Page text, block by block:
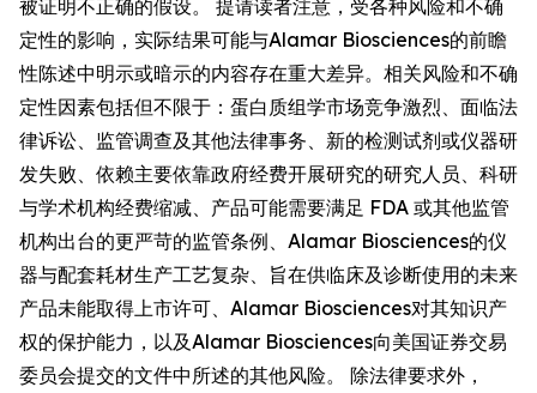
被证明不正确的假设。 提请读者注意，受各种风险和不确
定性的影响，实际结果可能与Alamar Biosciences的前瞻
性陈述中明示或暗示的内容存在重大差异。相关风险和不确
定性因素包括但不限于：蛋白质组学市场竞争激烈、面临法
律诉讼、监管调查及其他法律事务、新的检测试剂或仪器研
发失败、依赖主要依靠政府经费开展研究的研究人员、科研
与学术机构经费缩减、产品可能需要满足 FDA 或其他监管
机构出台的更严苛的监管条例、Alamar Biosciences的仪
器与配套耗材生产工艺复杂、旨在供临床及诊断使用的未来
产品未能取得上市许可、Alamar Biosciences对其知识产
权的保护能力，以及Alamar Biosciences向美国证券交易
委员会提交的文件中所述的其他风险。 除法律要求外，